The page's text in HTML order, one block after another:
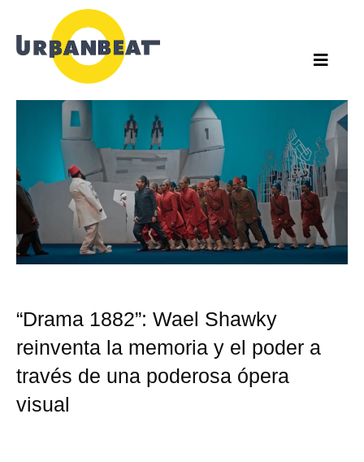
contenido
“Drama 1882”: Wael Shawky
reinventa la memoria y el poder a
través de una poderosa ópera
visual